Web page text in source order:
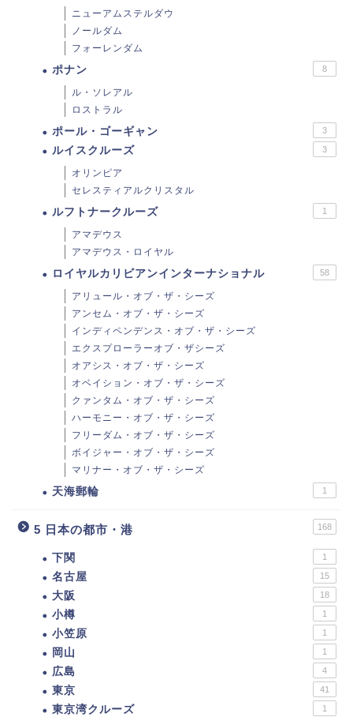
ニューアムステルダウ
ノールダム
フォーレンダム
ポナン 8
ル・ソレアル
ロストラル
ポール・ゴーギャン 3
ルイスクルーズ 3
オリンピア
セレスティアルクリスタル
ルフトナークルーズ 1
アマデウス
アマデウス・ロイヤル
ロイヤルカリビアンインターナショナル 58
アリュール・オブ・ザ・シーズ
アンセム・オブ・ザ・シーズ
インディペンデンス・オブ・ザ・シーズ
エクスプローラーオブ・ザシーズ
オアシス・オブ・ザ・シーズ
オベイション・オブ・ザ・シーズ
クァンタム・オブ・ザ・シーズ
ハーモニー・オブ・ザ・シーズ
フリーダム・オブ・ザ・シーズ
ボイジャー・オブ・ザ・シーズ
マリナー・オブ・ザ・シーズ
天海郵輪 1
5 日本の都市・港 168
下関 1
名古屋 15
大阪 18
小樽 1
小笠原 1
岡山 1
広島 4
東京 41
東京湾クルーズ 1